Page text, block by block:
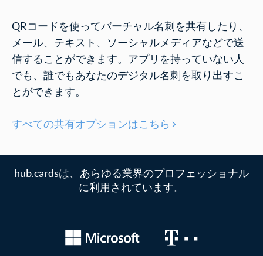
QRコードを使ってバーチャル名刺を共有したり、
メール、テキスト、ソーシャルメディアなどで送
信することができます。アプリを持っていない人
でも、誰でもあなたのデジタル名刺を取り出すこ
とができます。
すべての共有オプションはこちら
hub.cardsは、あらゆる業界のプロフェッショナル
に利用されています。